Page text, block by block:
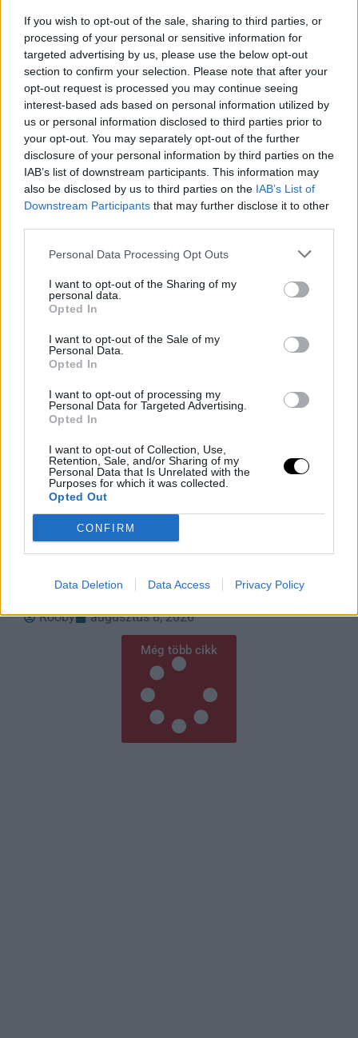
If you wish to opt-out of the sale, sharing to third parties, or
processing of your personal or sensitive information for
targeted advertising by us, please use the below opt-out
section to confirm your selection. Please note that after your
opt-out request is processed you may continue seeing
interest-based ads based on personal information utilized by
us or personal information disclosed to third parties prior to
your opt-out. You may separately opt-out of the further
disclosure of your personal information by third parties on the
IAB’s list of downstream participants. This information may
also be disclosed by us to third parties on the IAB’s List of
Downstream Participants that may further disclose it to other
Personal Data Processing Opt Outs
I want to opt-out of the Sharing of my
personal data.
Opted In
I want to opt-out of the Sale of my
Personal Data.
Opted In
I want to opt-out of processing my
Personal Data for Targeted Advertising.
Opted In
I want to opt-out of Collection, Use,
Retention, Sale, and/or Sharing of my
Personal Data that Is Unrelated with the
Purposes for which it was collected.
Opted Out
CONFIRM
Data Deletion Data Access Privacy Policy
Bíró Elutasítja a Trump-féle Választási
Álom Igazolására Irányuló
Tanúvallomást
Egy szövetségi bíró kedden megsemmisített egy nagy
esküdtszéki idézést, amely Trump elnök 2020-as
választási csalásról szóló hamis állításait próbálta
Rooby
augusztus 8, 2026
Adatmentes Útlevél Nélkül: Az EU
Biometrikus Zsarolása
Az Egyesült Államok vízummentességi programjának
fenntartásához hozzáférést követel az EU-tagállamok
zsarolásnak minősül az utazók profilozása és
Rooby
augusztus 8, 2026
Még több cikk